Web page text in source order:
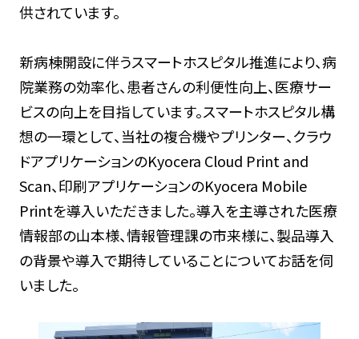
供されています。
新病棟開設に伴うスマートホスピタル推進により、病
院業務の効率化、患者さんの利便性向上、医療サー
ビスの向上を目指しています。スマートホスピタル構
想の一環として、当社の複合機やプリンター、クラウ
ドアプリケーションのKyocera Cloud Print and
Scan、印刷アプリケーションのKyocera Mobile
Printを導入いただきました。導入を主導された医療
情報部の山本様、情報管理課の市来様に、製品導入
の背景や導入で期待していることについてお話を伺
いました。